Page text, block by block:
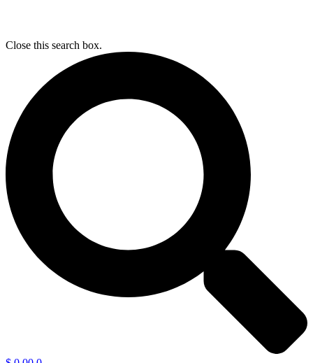
Close this search box.